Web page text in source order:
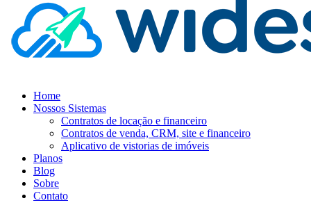
Home
Nossos Sistemas
Contratos de locação e financeiro
Contratos de venda, CRM, site e financeiro
Aplicativo de vistorias de imóveis
Planos
Blog
Sobre
Contato